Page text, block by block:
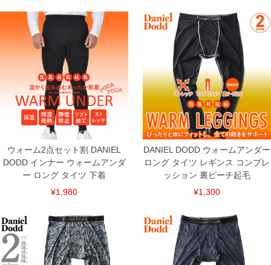
ウォーム2点セット割 DANIEL
DODD インナー ウォームアンダ
ー ロング タイツ 下着
¥1,980
DANIEL DODD ウォームアンダー
ロング タイツ レギンス コンプレ
ッション 裏ピーチ起毛
¥1,300